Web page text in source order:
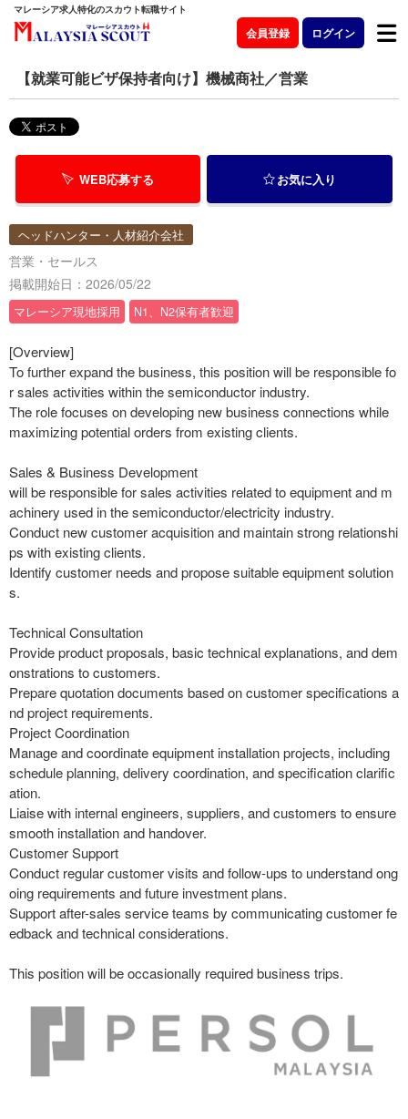
マレーシア求人特化のスカウト転職サイト
会員登録 ログイン
【就業可能ビザ保持者向け】機械商社／営業
WEB応募する お気に入り
ヘッドハンター・人材紹介会社
営業・セールス
掲載開始日：2026/05/22
マレーシア現地採用 N1、N2保有者歓迎
[Overview]
To further expand the business, this position will be responsible fo
r sales activities within the semiconductor industry.
The role focuses on developing new business connections while
maximizing potential orders from existing clients.
Sales & Business Development
will be responsible for sales activities related to equipment and m
achinery used in the semiconductor/electricity industry.
Conduct new customer acquisition and maintain strong relationshi
ps with existing clients.
Identify customer needs and propose suitable equipment solution
s.
Technical Consultation
Provide product proposals, basic technical explanations, and dem
onstrations to customers.
Prepare quotation documents based on customer specifications a
nd project requirements.
Project Coordination
Manage and coordinate equipment installation projects, including
schedule planning, delivery coordination, and specification clarific
ation.
Liaise with internal engineers, suppliers, and customers to ensure
smooth installation and handover.
Customer Support
Conduct regular customer visits and follow-ups to understand ong
oing requirements and future investment plans.
Support after-sales service teams by communicating customer fe
edback and technical considerations.
This position will be occasionally required business trips.